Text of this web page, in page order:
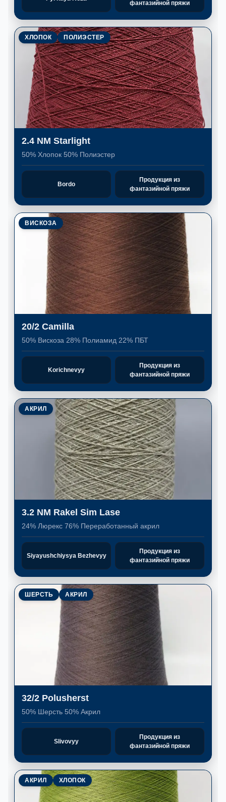
фантазийной пряжи
ХЛОПОК ПОЛИЭСТЕР
2.4 NM Starlight
50% Хлопок 50% Полиэстер
Bordo
Продукция из
фантазийной пряжи
ВИСКОЗА
20/2 Camilla
50% Вискоза 28% Полиамид 22% ПБТ
Korichnevyy
Продукция из
фантазийной пряжи
АКРИЛ
3.2 NM Rakel Sim Lase
24% Люрекс 76% Переработанный акрил
Siyayushchiysya Bezhevyy
Продукция из
фантазийной пряжи
ШЕРСТЬ АКРИЛ
32/2 Polusherst
50% Шерсть 50% Акрил
Slivovyy
Продукция из
фантазийной пряжи
АКРИЛ ХЛОПОК